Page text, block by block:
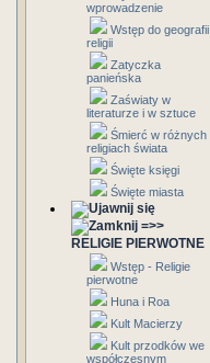
wprowadzenie
Wstęp do geografii
religii
Zatyczka
panieńska
Zaświaty w
literaturze i w sztuce
Śmierć w różnych
religiach świata
Święte księgi
Święte miasta
=>>
RELIGIE PIERWOTNE
Wstęp - Religie
pierwotne
Huna i Roa
Kult Macierzy
Kult przodków we
współczesnym